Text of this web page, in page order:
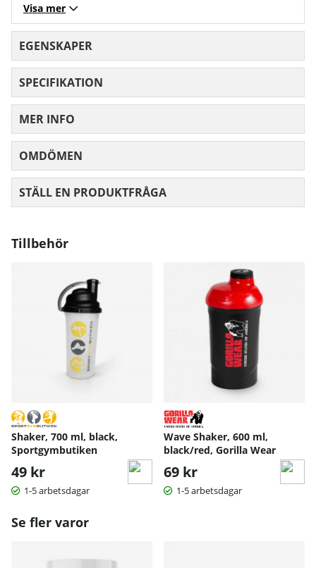
Visa mer
EGENSKAPER
SPECIFIKATION
MER INFO
OMDÖMEN
STÄLL EN PRODUKTFRÅGA
Tillbehör
Shaker, 700 ml, black,
Sportgymbutiken
49 kr
1-5 arbetsdagar
Wave Shaker, 600 ml,
black/red, Gorilla Wear
69 kr
1-5 arbetsdagar
Se fler varor